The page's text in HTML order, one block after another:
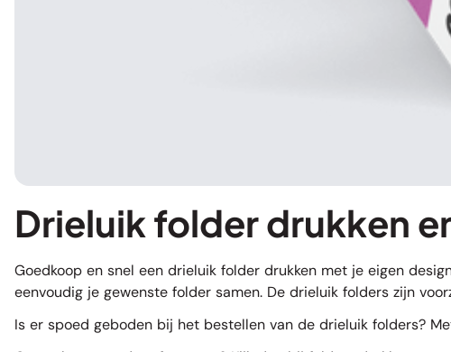
Drieluik folder drukken
Goedkoop en snel een drieluik folder drukken met je eigen
eenvoudig je gewenste folder samen. De drieluik folders zijn
Is er spoed geboden bij het bestellen van de drieluik folders?